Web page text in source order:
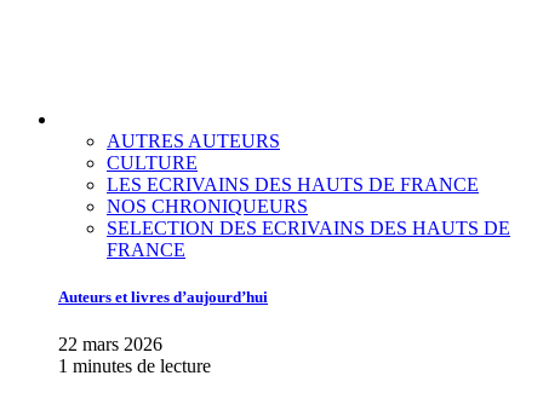
AUTRES AUTEURS
CULTURE
LES ECRIVAINS DES HAUTS DE FRANCE
NOS CHRONIQUEURS
SELECTION DES ECRIVAINS DES HAUTS DE
FRANCE
Auteurs et livres d’aujourd’hui
22 mars 2026
1 minutes de lecture